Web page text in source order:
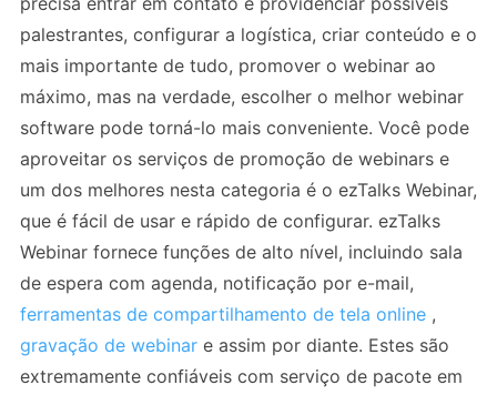
palestrantes, configurar a logística, criar conteúdo e o
mais importante de tudo, promover o webinar ao
máximo, mas na verdade, escolher o melhor webinar
software pode torná-lo mais conveniente. Você pode
aproveitar os serviços de promoção de webinars e
um dos melhores nesta categoria é o ezTalks Webinar,
que é fácil de usar e rápido de configurar. ezTalks
Webinar fornece funções de alto nível, incluindo sala
de espera com agenda, notificação por e-mail,
ferramentas de compartilhamento de tela online ,
gravação de webinar e assim por diante. Estes são
extremamente confiáveis ​​com serviço de pacote em